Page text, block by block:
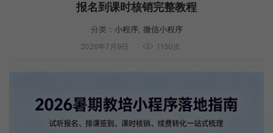
报名到课时核销完整教程
分类： 小程序 微信小程序
2026年7月9日 1150次